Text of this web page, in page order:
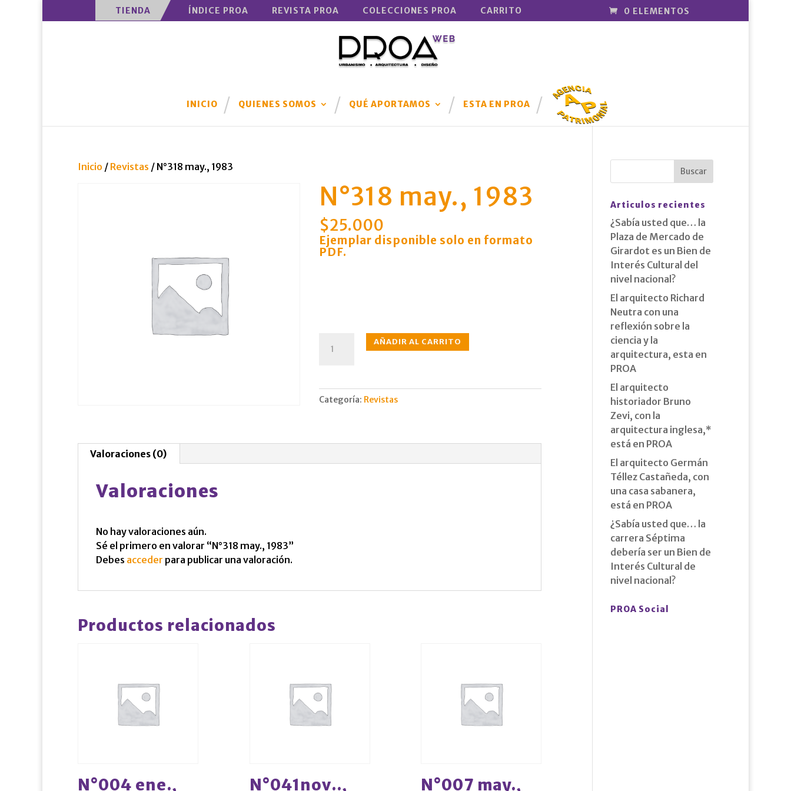
TIENDA ÍNDICE PROA REVISTA PROA COLECCIONES PROA CARRITO 0 ELEMENTOS
INICIO QUIENES SOMOS QUÉ APORTAMOS ESTA EN PROA
AGENCIA
PATRIMONI
AL
Inicio / Revistas / N°318 may., 1983
N°318 may., 1983
$25.000
Ejemplar disponible solo en formato
PDF.
may.,
AÑADIR AL CARRITO
Categoría: Revistas
Valoraciones (0)
Valoraciones
No hay valoraciones aún.
Sé el primero en valorar “N°318 may., 1983”
Debes acceder para publicar una valoración.
Productos relacionados
N°004 ene., N°041nov.., N°007 may.,
Articulos recientes
¿Sabía usted que… la
Plaza de Mercado de
Girardot es un Bien de
Interés Cultural del
nivel nacional?
El arquitecto Richard
Neutra con una
reflexión sobre la
ciencia y la
arquitectura, esta en
PROA
El arquitecto
historiador Bruno
Zevi, con la
arquitectura inglesa,*
está en PROA
El arquitecto Germán
Téllez Castañeda, con
una casa sabanera,
está en PROA
¿Sabía usted que… la
carrera Séptima
debería ser un Bien de
Interés Cultural de
nivel nacional?
PROA Social